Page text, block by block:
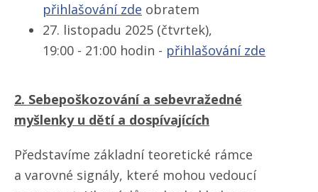
přihlašování zde obratem
27. listopadu 2025 (čtvrtek),
19:00 - 21:00 hodin - přihlašování zde
2. Sebepoškozování a sebevražedné
myšlenky u dětí a dospívajících
Představíme základní teoretické rámce
a varovné signály, které mohou vedoucí